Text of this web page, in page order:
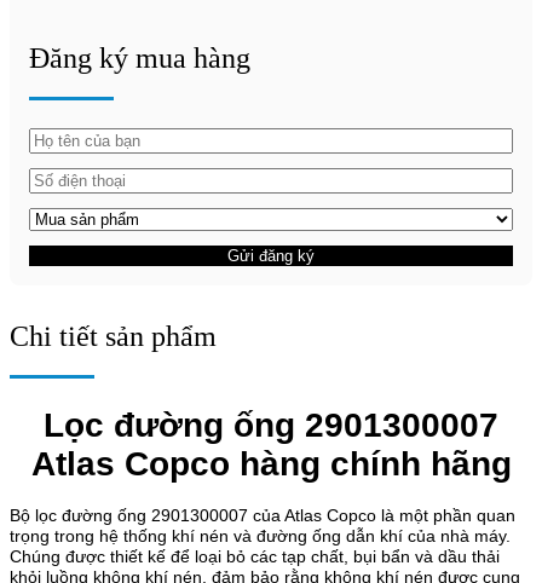
Đăng ký mua hàng
Gửi đăng ký
Chi tiết sản phẩm
Lọc đường ống 2901300007
Atlas Copco hàng chính hãng
Bộ lọc đường ống 2901300007 của Atlas Copco là một phần quan
trọng trong hệ thống khí nén và đường ống dẫn khí của nhà máy.
Chúng được thiết kế để loại bỏ các tạp chất, bụi bẩn và dầu thải
khỏi luồng không khí nén, đảm bảo rằng không khí nén được cung